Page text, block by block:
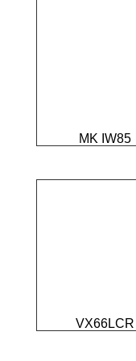
MK IW85
VX66LCR